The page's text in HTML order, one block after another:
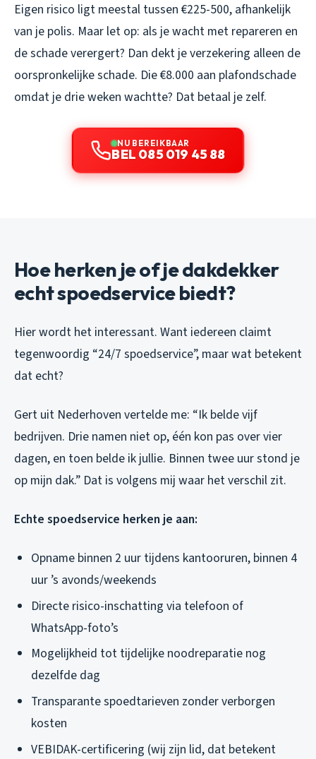
Eigen risico ligt meestal tussen €225-500, afhankelijk
van je polis. Maar let op: als je wacht met repareren en
de schade verergert? Dan dekt je verzekering alleen de
oorspronkelijke schade. Die €8.000 aan plafondschade
omdat je drie weken wachtte? Dat betaal je zelf.
NU BEREIKBAAR
BEL 085 019 45 88
Hoe herken je of je dakdekker
echt spoedservice biedt?
Hier wordt het interessant. Want iedereen claimt
tegenwoordig “24/7 spoedservice”, maar wat betekent
dat echt?
Gert uit Nederhoven vertelde me: “Ik belde vijf
bedrijven. Drie namen niet op, één kon pas over vier
dagen, en toen belde ik jullie. Binnen twee uur stond je
op mijn dak.” Dat is volgens mij waar het verschil zit.
Echte spoedservice herken je aan:
Opname binnen 2 uur tijdens kantooruren, binnen 4
uur ’s avonds/weekends
Directe risico-inschatting via telefoon of
WhatsApp-foto’s
Mogelijkheid tot tijdelijke noodreparatie nog
dezelfde dag
Transparante spoedtarieven zonder verborgen
kosten
VEBIDAK-certificering (wij zijn lid, dat betekent